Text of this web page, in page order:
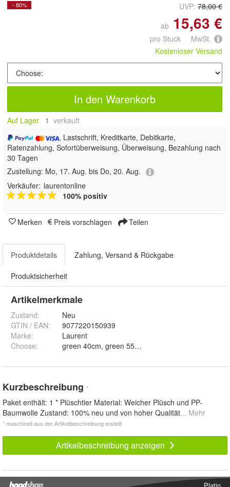
- 80% UVP: 78,00 €
ab 15,63 €
pro Stuck MwSt.
Kostenloser Versand
In den Warenkorb
Auf Lager 1 verkauft
, Lastschrift, Kreditkarte, Debitkarte,
Ratenzahlung, Sofortüberweisung, Überweisung, Bezahlung nach
30 Tagen
Zustellung: Mo, 17. Aug. bis Do, 20. Aug.
Verkäufer: laurentonline
100% positiv
Merken Preis vorschlagen Teilen
Produktdetails Zahlung, Versand & Rückgabe
Produktsicherheit
Artikelmerkmale
Zustand:
Neu
GTIN / EAN:
9077220150939
Marke:
Laurent
Choose:
Kurzbeschreibung *
Paket enthält: 1 * Plüschtier Material: Weicher Plüsch und PP-
Baumwolle Zustand: 100% neu und von hoher Qualität... Mehr
* maschinell aus der Artikelbeschreibung erstellt
Artikelbeschreibung anzeigen
Platin